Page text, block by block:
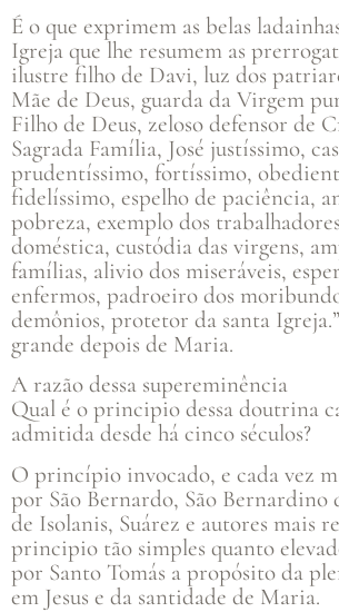
É o que exprimem as belas
Igreja que lhe resumem as
ilustre filho de Davi, luz dos
Mãe de Deus, guarda da Virgem
Filho de Deus, zeloso defensor de
Sagrada Família, José justíssimo,
prudentíssimo, fortíssimo,
fidelíssimo, espelho de paciência,
pobreza, exemplo dos
doméstica, custódia das virgens,
famílias, alivio dos miseráveis,
enfermos, padroeiro dos
demônios, protetor da santa
grande depois de Maria.
A razão dessa supereminência
Qual é o principio dessa doutrina
admitida desde há cinco séculos?
O princípio invocado, e cada vez
por São Bernardo, São Bernardino
de Isolanis, Suárez e autores mais
principio tão simples quanto
por Santo Tomás a propósito da
em Jesus e da santidade de Maria.